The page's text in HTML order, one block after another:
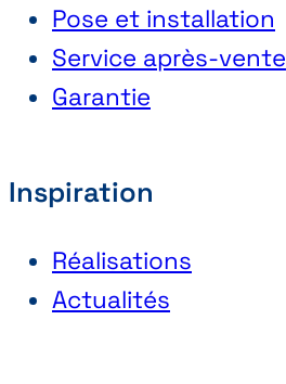
Pose et installation
Service après-vente
Garantie
Inspiration
Réalisations
Actualités